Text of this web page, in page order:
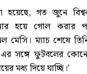
হয়েছে, গত জুনে
হয়ে গোল করার
মেসি। ম্যাচ শেষে
সঙ্গে ফুটবলের
মধ্য দিয়ে যাচ্ছি।’